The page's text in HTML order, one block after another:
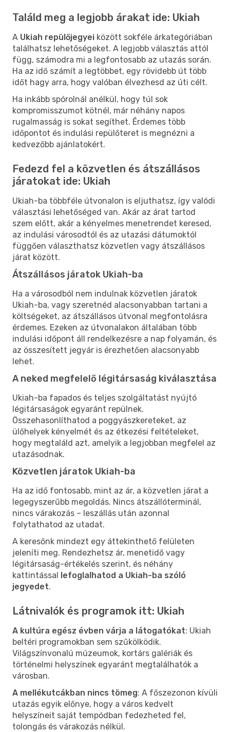
Találd meg a legjobb árakat ide: Ukiah
A Ukiah repülőjegyei között sokféle árkategóriában
találhatsz lehetőségeket. A legjobb választás attól
függ, számodra mi a legfontosabb az utazás során.
Ha az idő számít a legtöbbet, egy rövidebb út több
időt hagy arra, hogy valóban élvezhesd az úti célt.
Ha inkább spórolnál anélkül, hogy túl sok
kompromisszumot kötnél, már néhány napos
rugalmasság is sokat segíthet. Érdemes több
időpontot és indulási repülőteret is megnézni a
kedvezőbb ajánlatokért.
Fedezd fel a közvetlen és átszállásos
járatokat ide: Ukiah
Ukiah-ba többféle útvonalon is eljuthatsz, így valódi
választási lehetőséged van. Akár az árat tartod
szem előtt, akár a kényelmes menetrendet keresed,
az indulási városodtól és az utazási dátumoktól
függően választhatsz közvetlen vagy átszállásos
járat között.
Átszállásos járatok Ukiah-ba
Ha a városodból nem indulnak közvetlen járatok
Ukiah-ba, vagy szeretnéd alacsonyabban tartani a
költségeket, az átszállásos útvonal megfontolásra
érdemes. Ezeken az útvonalakon általában több
indulási időpont áll rendelkezésre a nap folyamán, és
az összesített jegyár is érezhetően alacsonyabb
lehet.
A neked megfelelő légitársaság kiválasztása
Ukiah-ba fapados és teljes szolgáltatást nyújtó
légitársaságok egyaránt repülnek.
Összehasonlíthatod a poggyászkereteket, az
ülőhelyek kényelmét és az étkezési feltételeket,
hogy megtaláld azt, amelyik a legjobban megfelel az
utazásodnak.
Közvetlen járatok Ukiah-ba
Ha az idő fontosabb, mint az ár, a közvetlen járat a
legegyszerűbb megoldás. Nincs átszállóterminál,
nincs várakozás – leszállás után azonnal
folytathatod az utadat.
A keresőnk mindezt egy áttekinthető felületen
jeleníti meg. Rendezhetsz ár, menetidő vagy
légitársaság-értékelés szerint, és néhány
kattintással lefoglalhatod a Ukiah-ba szóló
jegyedet.
Látnivalók és programok itt: Ukiah
A kultúra egész évben várja a látogatókat: Ukiah
beltéri programokban sem szűkölködik.
Világszínvonalú múzeumok, kortárs galériák és
történelmi helyszínek egyaránt megtalálhatók a
városban.
A mellékutcákban nincs tömeg: A főszezonon kívüli
utazás egyik előnye, hogy a város kedvelt
helyszíneit saját tempódban fedezheted fel,
tolongás és várakozás nélkül.